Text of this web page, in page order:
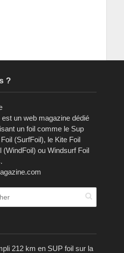
?
un web magazine dédié
un foil comme le Sup
(SurfFoil), le Kite Foil
(WindFoil) ou Windsurf Foil
212 km en SUP foil sur la